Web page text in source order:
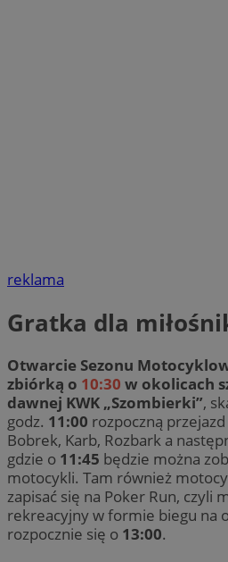
reklama
Gratka dla
Otwarcie Sezonu
zbiórką o 10:30 w okolicach
dawnej KWK „Szombierki”,
godz. 11:00 rozpoczną
Bobrek, Karb, Rozbark a
gdzie o 11:45 będzie można
motocykli. Tam również
zapisać się na Poker Run, czyli
rekreacyjny w formie biegu na
rozpocznie się o 13:00.